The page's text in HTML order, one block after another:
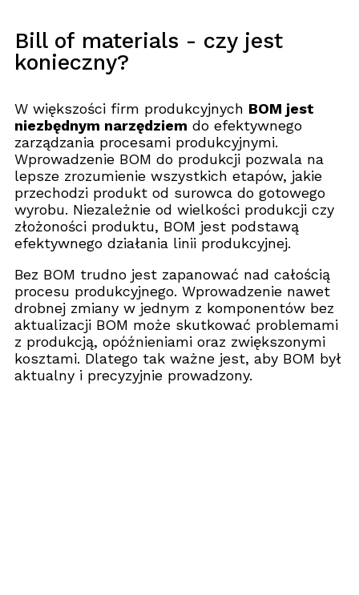
Bill of materials - czy jest
konieczny?
W większości firm produkcyjnych BOM jest
niezbędnym narzędziem do efektywnego
zarządzania procesami produkcyjnymi.
Wprowadzenie BOM do produkcji pozwala na
lepsze zrozumienie wszystkich etapów, jakie
przechodzi produkt od surowca do gotowego
wyrobu. Niezależnie od wielkości produkcji czy
złożoności produktu, BOM jest podstawą
efektywnego działania linii produkcyjnej.
Bez BOM trudno jest zapanować nad całością
procesu produkcyjnego. Wprowadzenie nawet
drobnej zmiany w jednym z komponentów bez
aktualizacji BOM może skutkować problemami
z produkcją, opóźnieniami oraz zwiększonymi
kosztami. Dlatego tak ważne jest, aby BOM był
aktualny i precyzyjnie prowadzony.